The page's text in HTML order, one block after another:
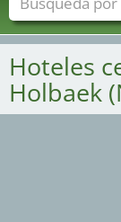
Hoteles
Holbaek
Nombres de
Sectores de
Sectores de